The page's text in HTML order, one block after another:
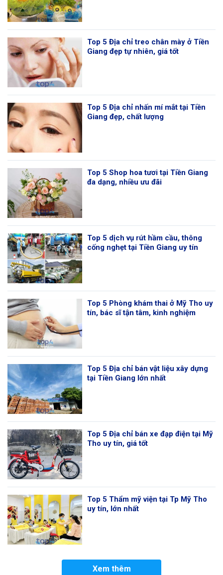
Top 5 Địa chỉ treo chân mày ở Tiền
Giang đẹp tự nhiên, giá tốt
Top 5 Địa chỉ nhấn mí mắt tại Tiền
Giang đẹp, chất lượng
Top 5 Shop hoa tươi tại Tiền Giang
đa dạng, nhiều ưu đãi
Top 5 dịch vụ rút hầm cầu, thông
cống nghẹt tại Tiền Giang uy tín
Top 5 Phòng khám thai ở Mỹ Tho uy
tín, bác sĩ tận tâm, kinh nghiệm
Top 5 Địa chỉ bán vật liệu xây dựng
tại Tiền Giang lớn nhất
Top 5 Địa chỉ bán xe đạp điện tại Mỹ
Tho uy tín, giá tốt
Top 5 Thẩm mỹ viện tại Tp Mỹ Tho
uy tín, lớn nhất
Xem thêm